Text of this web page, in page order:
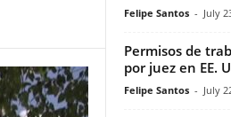
Felipe Santos - July
Permisos de
por juez en EE.
Felipe Santos - July